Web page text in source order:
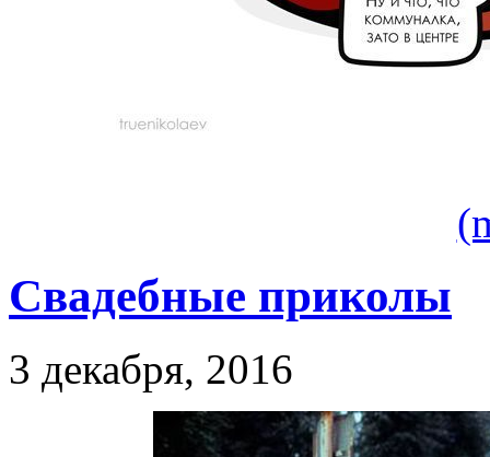
Свадебные приколы
3 декабря, 2016